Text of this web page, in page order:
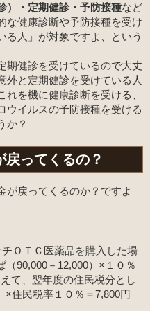
）・定期健診・予防接種など
な健康診断や予防接種を受け
る人」が対象ですよ、という
期健診を受けているので大丈
外と定期健診を受けている人
を機に健康診断を受ける、
ウイルスの予防接種を受ける
か？
戻ってくるの？
が戻ってくるのか？ですよ
ＯＴＣ医薬品を購入した場
90,000－12,000）×１０％
て、翌年度の住民税分とし
×住民税率１０％＝7,800円